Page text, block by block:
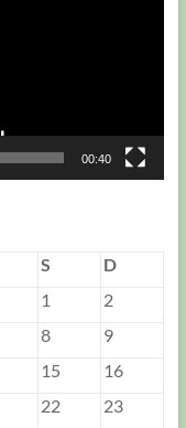
00:40
S
D
1
2
8
9
15
16
22
23